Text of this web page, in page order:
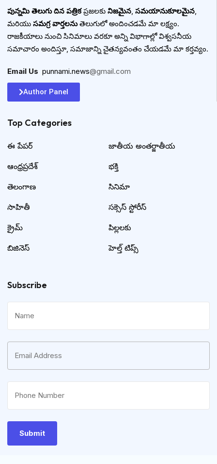
పున్నమి తెలుగు దిన పత్రికప్రజలకు నిజమైన, సమయానుకూలమైన,
మరియు సమగ్ర వార్తలనుతెలుగులో అందించడమే మా లక్ష్యం.
రాజకీయాలు నుంచి సినిమాలు వరకూ అన్ని విభాగాల్లో విశ్వసనీయ
సమాచారం అందిస్తూ, సమాజాన్ని చైతన్యవంతం చేయడమే మా కర్తవ్యం.
Email Us punnami.news@gmail.com
Author Panel
Top Categories​
ఈ పేపర్
ఆంధ్రప్రదేశ్
తెలంగాణ
సాహితీ
క్రైమ్
బిజినెస్
జాతీయ అంతర్జాతీయ
భక్తి
సినిమా
సక్సెస్ స్టోరీస్
పిల్లలకు
హెల్త్ టిప్స్
Subscribe